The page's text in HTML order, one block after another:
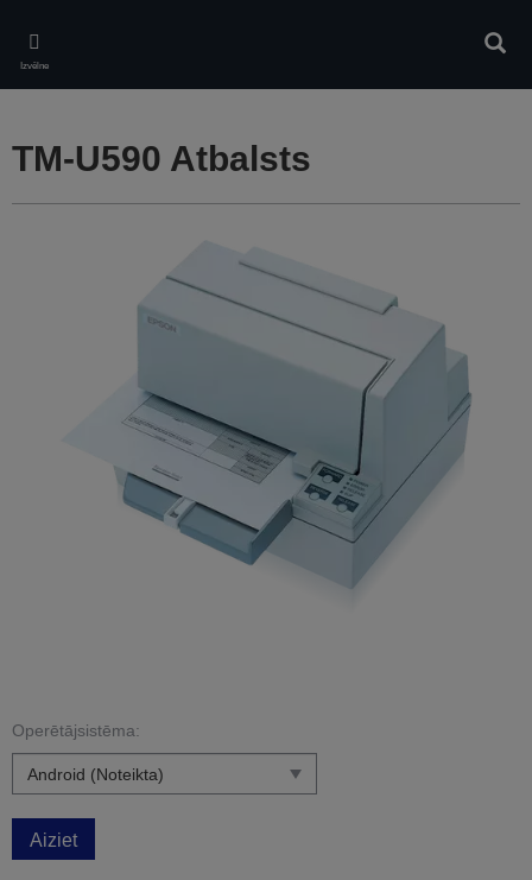
main
content
Izvēlne
TM-U590 Atbalsts
Operētājsistēma:
Aiziet